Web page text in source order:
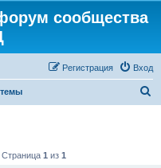
сообщества
Вход
Регистрация
Страница 1 из 1